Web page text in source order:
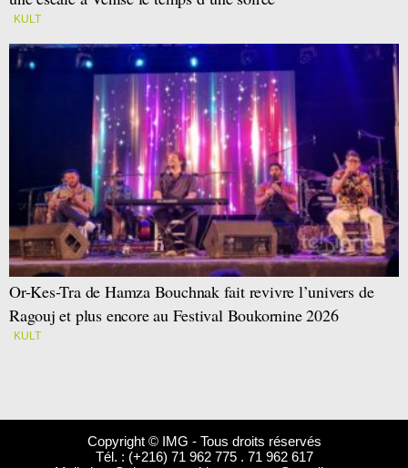
KULT
Or-Kes-Tra de Hamza Bouchnak fait revivre l’univers de
Ragouj et plus encore au Festival Boukornine 2026
KULT
Copyright © IMG - Tous droits réservés
Tél. : (+216) 71 962 775 . 71 962 617